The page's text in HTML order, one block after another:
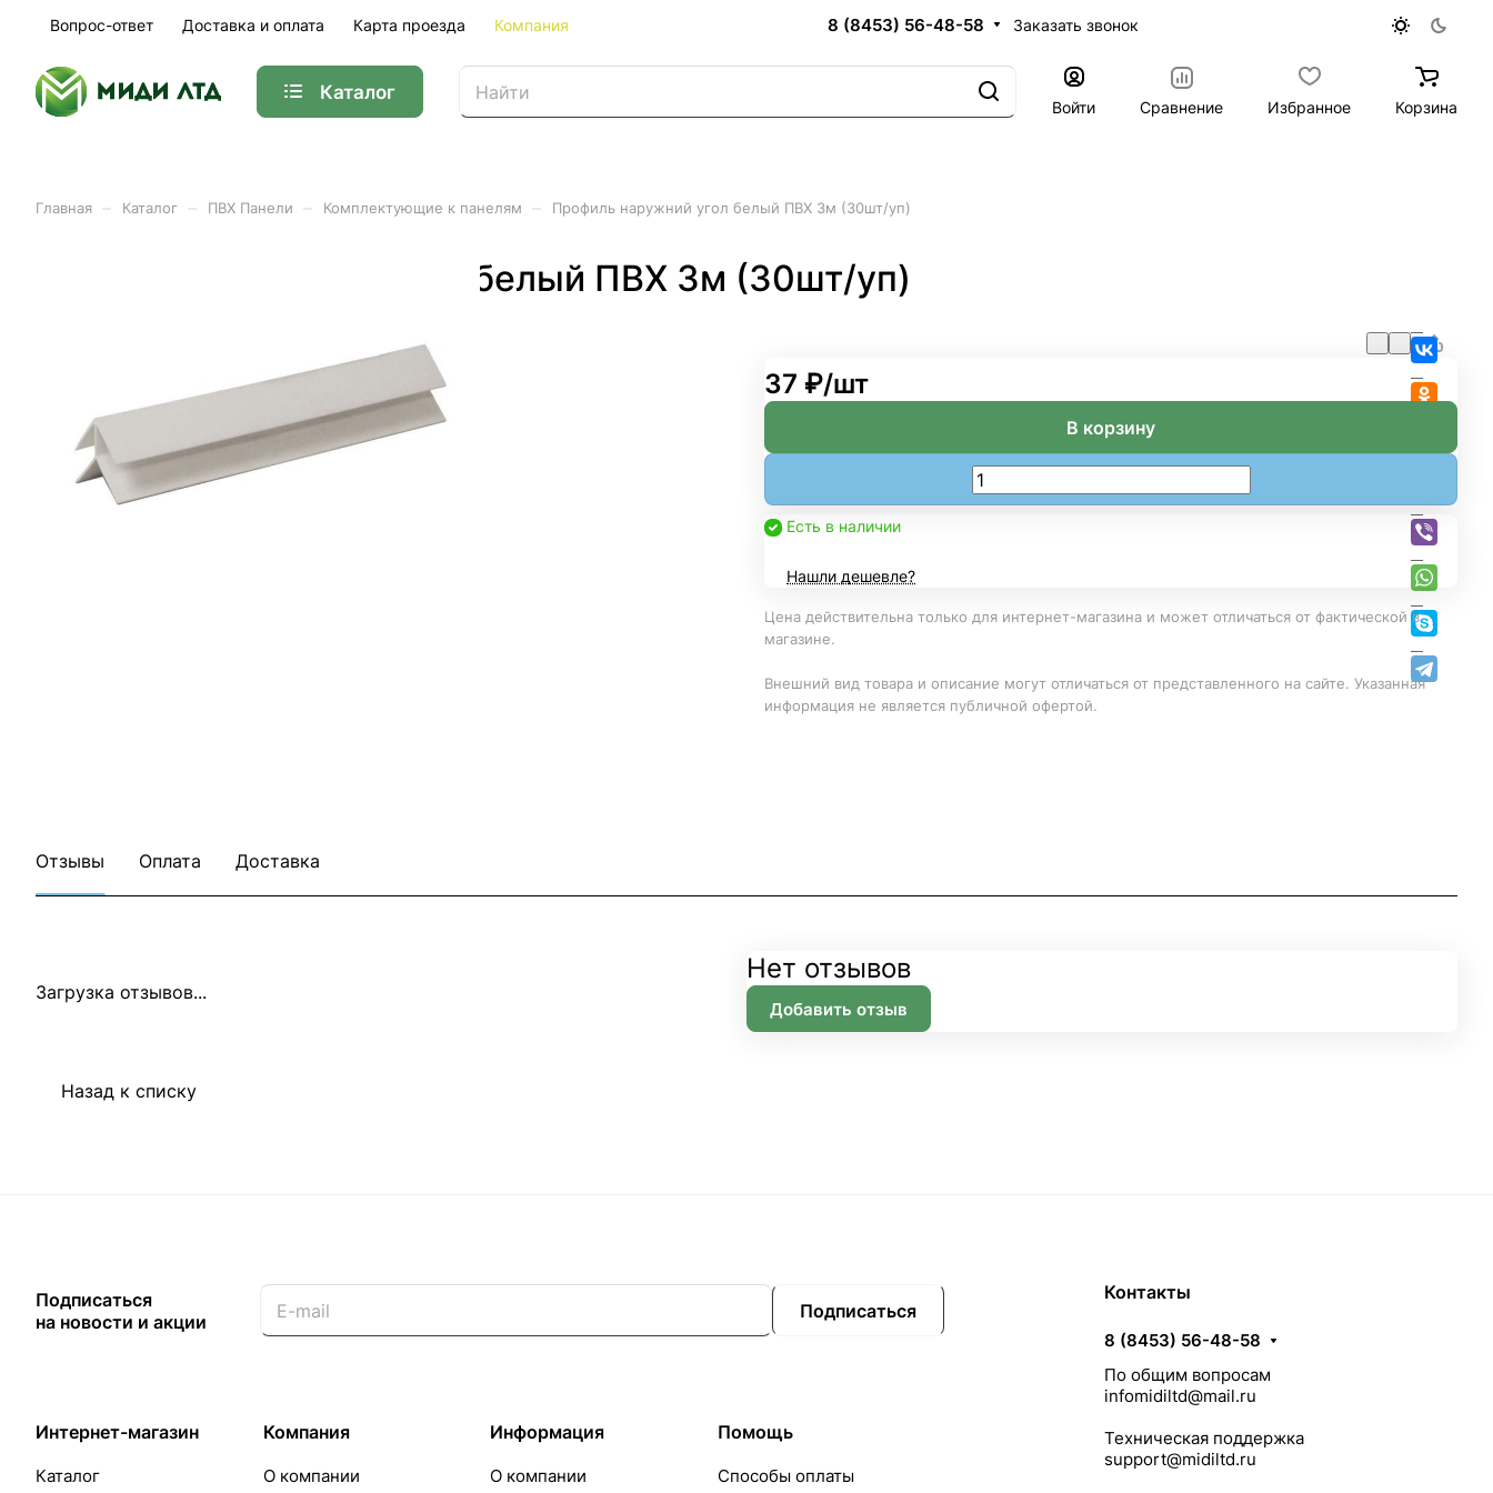
Вопрос-ответ Доставка и оплата Карта проезда Компания 8 (8453) 56-48-58 Заказать звонок
Каталог
Войти Сравнение Избранное Корзина
Главная Каталог ПВХ Панели Комплектующие к панелям Профиль наружний угол белый ПВХ 3м (30шт/уп)
Профиль наружний угол белый ПВХ 3м (30шт/уп)
37 ₽/шт
В корзину
Есть в наличии
Нашли дешевле?
Цена действительна только для интернет-магазина и может отличаться от фактической в
магазине.
Внешний вид товара и описание могут отличаться от представленного на сайте. Указанная
информация не является публичной офертой.
Отзывы Оплата Доставка
Загрузка отзывов...
Нет отзывов
Добавить отзыв
Назад к списку
Подписаться
на новости и акции
Подписаться
Интернет-магазин
Каталог
Компания
О компании
Информация
О компании
Помощь
Способы оплаты
Контакты
8 (8453) 56-48-58
По общим вопросам
infomidiltd@mail.ru
Техническая поддержка
support@midiltd.ru